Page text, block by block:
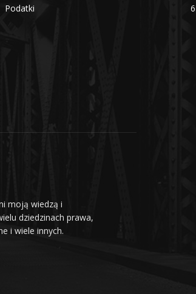
Podatki
6
moją wiedzą i
dziedzinach prawa,
i wiele innych.